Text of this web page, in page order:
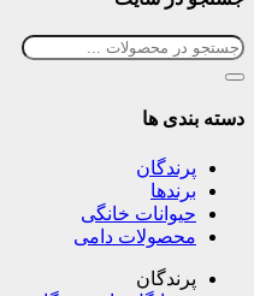
دسته بندی ها
پرندگان
برندها
حیوانات خانگی
محصولات دامی
پرندگان